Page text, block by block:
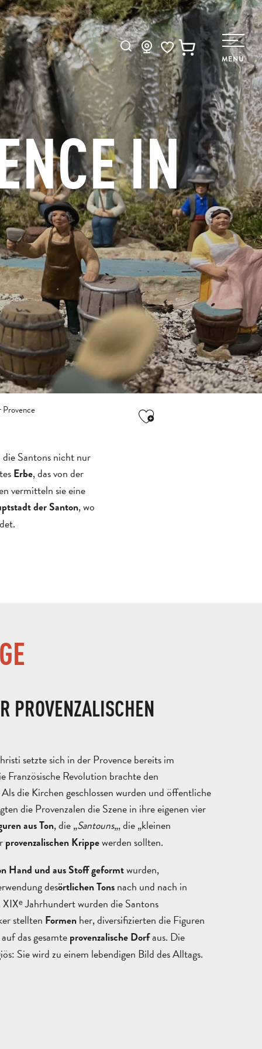
Voir les favoris
Suche MENÜ
ALLE
AKTIVITÄTEN
BEREICH FÜR GRUPPEN
IN
Provence
Santons nicht nur
Erbe, das von der
vermitteln sie eine
der Santon, wo
Ajouter aux
PROVENZALISCHEN
setzte sich in der Provence bereits im
Revolution brachte den
die Kirchen geschlossen wurden und öffentliche
die Provenzalen die Szene in ihre eigenen vier
aus Ton, die „Santouns„, die „kleinen
provenzalischen Krippewerden sollten.
Hand und aus Stoff geformtwurden,
desörtlichen Tons nach und nach in
Jahrhundert wurden die Santons
stellten Formen her, diversifizierten die Figuren
das gesamte provenzalische Dorfaus. Die
Sie wird zu einem lebendigen Bild des Alltags.